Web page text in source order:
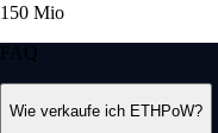
150 Mio
FAQ
Wie verkaufe ich ETHPoW?